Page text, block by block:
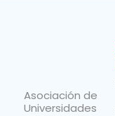
Asociación de
Universidades